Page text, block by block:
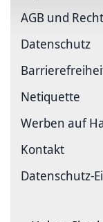
AGB und
Datenschutz
Netiquette
Werben auf
Kontakt
Datenschutz-